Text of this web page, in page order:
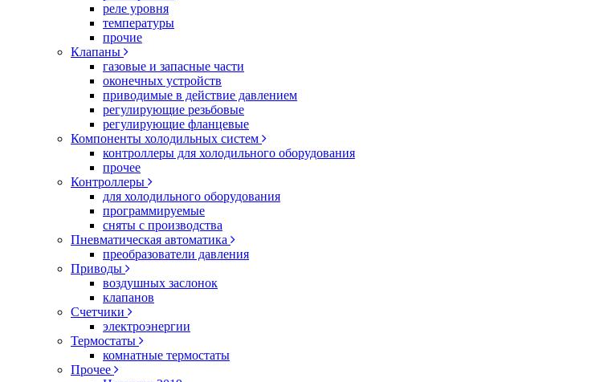
реле уровня
температуры
прочие
Клапаны
газовые и запасные части
оконечных устройств
приводимые в действие давлением
регулирующие резьбовые
регулирующие фланцевые
Компоненты холодильных систем
контроллеры для холодильного оборудования
прочее
Контроллеры
для холодильного оборудования
программируемые
сняты с производства
Пневматическая автоматика
преобразователи давления
Приводы
воздушных заслонок
клапанов
Счетчики
электроэнергии
Термостаты
комнатные термостаты
Прочее